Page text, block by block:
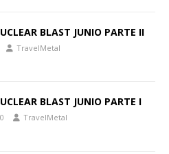
BLAST JUNIO PARTE II
TravelMetal
BLAST JUNIO PARTE I
TravelMetal